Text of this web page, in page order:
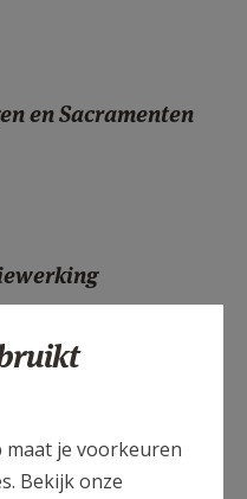
en Sacramenten
je voorkeuren
Bekijk onze